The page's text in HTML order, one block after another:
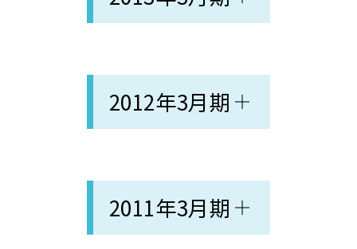
2012年3月期
2011年3月期